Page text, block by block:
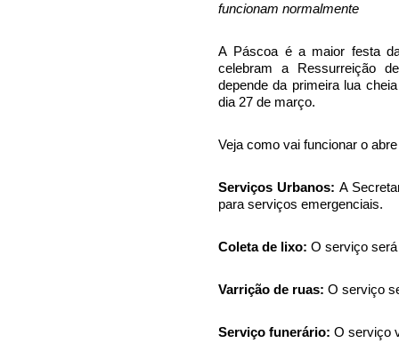
funcionam normalmente
A Páscoa é a maior festa
celebram a Ressurreição
depende da primeira lua
dia 27 de março.
Veja como vai funcionar o
Serviços Urbanos: A
para serviços emergenciais.
Coleta de lixo: O serviço
Varrição de ruas: O serviço
Serviço funerário: O serviço